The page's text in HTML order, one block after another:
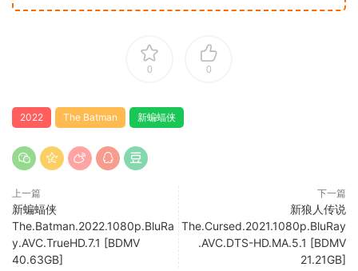
0 0
2022 The Batman 新蝙蝠侠
上一篇
新蝙蝠侠
The.Batman.2022.1080p.BluRa
y.AVC.TrueHD.7.1 [BDMV
40.63GB]
下一篇
新狼人传说
The.Cursed.2021.1080p.BluRay
.AVC.DTS-HD.MA.5.1 [BDMV
21.21GB]